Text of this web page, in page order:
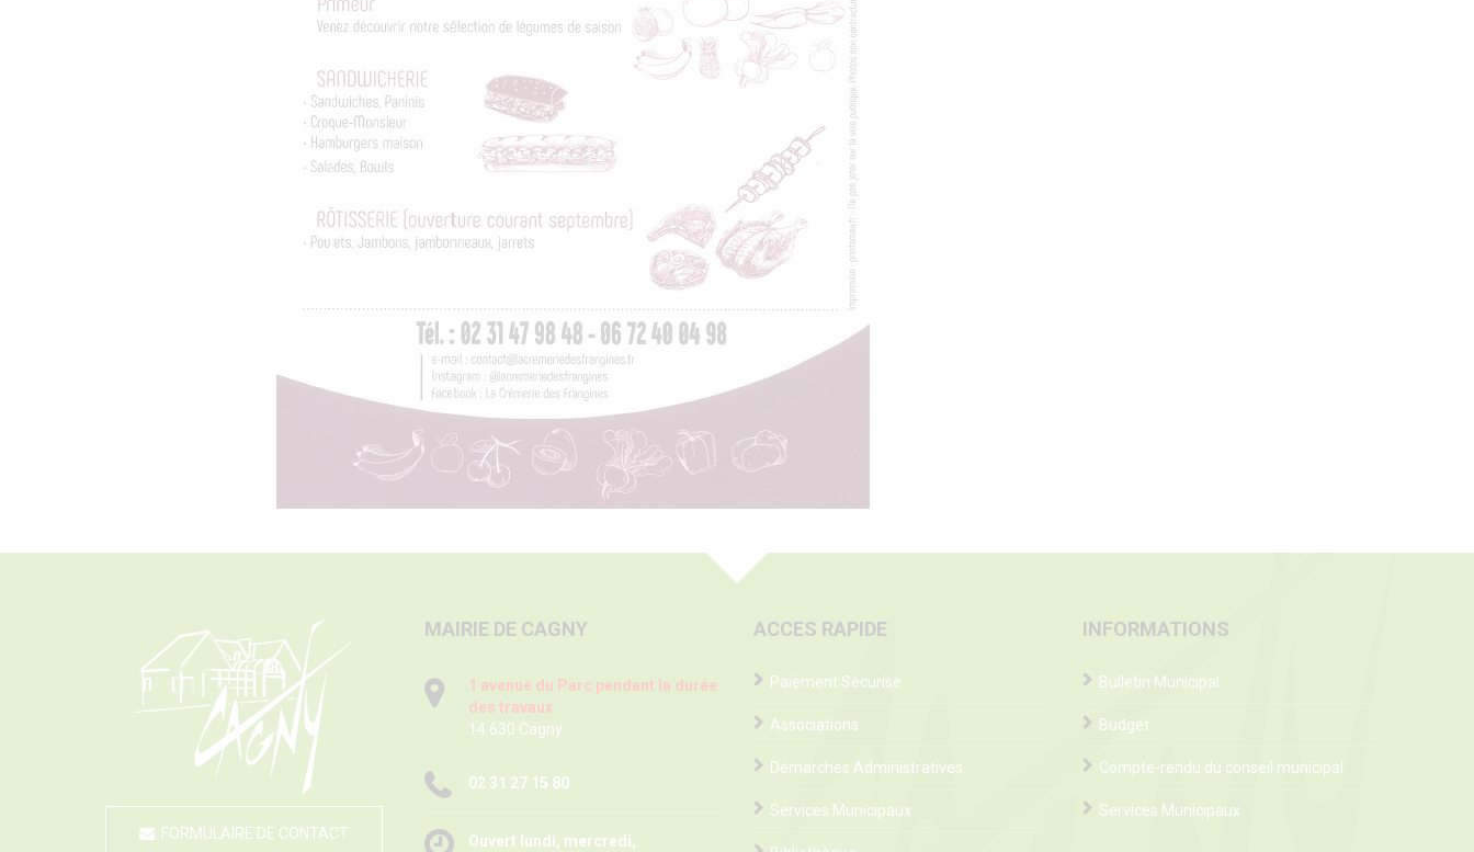
FORMULAIRE DE CONTACT
MAIRIE DE CAGNY
1 avenue du Parc pendant la durée
des travaux
14 630 Cagny
02 31 27 15 80
Ouvert lundi, mercredi,
ACCES RAPIDE
Paiement Sécurisé
Associations
Démarches Administratives
Services Municipaux
INFORMATIONS
Bulletin Municipal
Budget
Compte-rendu du conseil municipal
Services Municipaux